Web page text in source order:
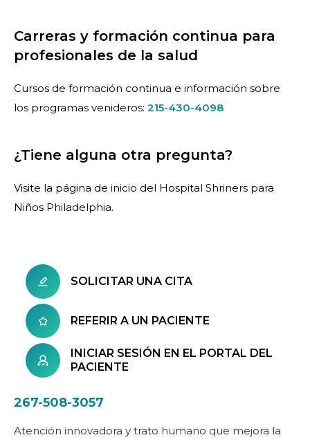
Carreras y formación continua para
profesionales de la salud
Cursos de formación continua e información sobre
los programas venideros: 215-430-4098
¿Tiene alguna otra pregunta?
Visite la página de inicio del Hospital Shriners para
Niños Philadelphia.
SOLICITAR UNA CITA
REFERIR A UN PACIENTE
INICIAR SESIÓN EN EL PORTAL DEL
PACIENTE
267-508-3057
Atención innovadora y trato humano que mejora la